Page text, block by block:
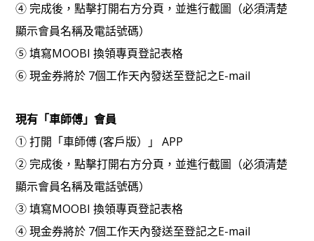
④ 完成後，點擊打開右方分頁，並進行截圖（必須清楚
顯示會員名稱及電話號碼）
⑤ 填寫MOOBI 換領專頁登記表格
⑥ 現金券將於 7個工作天內發送至登記之E-mail
現有「車師傅」會員
① 打開「車師傅 (客戶版）」 APP
② 完成後，點擊打開右方分頁，並進行截圖（必須清楚
顯示會員名稱及電話號碼）
③ 填寫MOOBI 換領專頁登記表格
④ 現金券將於 7個工作天內發送至登記之E-mail